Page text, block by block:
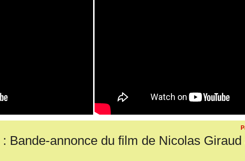
Bande-annonce du film de Nicolas